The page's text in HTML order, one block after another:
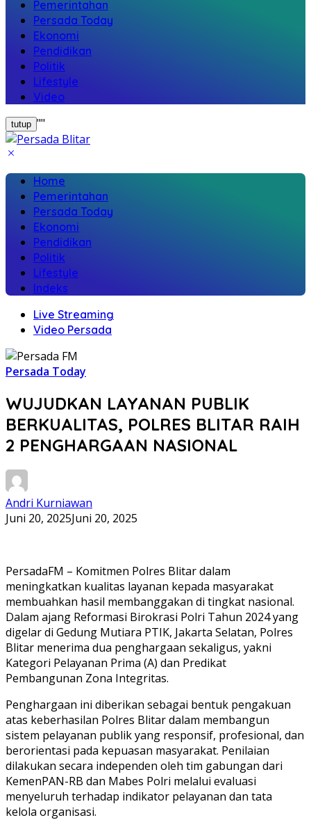
Pemerintahan
Persada Today
Ekonomi
Pendidikan
Politik
Lifestyle
Video
tutup ""
Home
Pemerintahan
Persada Today
Ekonomi
Pendidikan
Politik
Lifestyle
Indeks
Live Streaming
Video Persada
Persada Today
WUJUDKAN LAYANAN PUBLIK
BERKUALITAS, POLRES BLITAR RAIH
2 PENGHARGAAN NASIONAL
Andri Kurniawan
Juni 20, 2025Juni 20, 2025
PersadaFM – Komitmen Polres Blitar dalam
meningkatkan kualitas layanan kepada masyarakat
membuahkan hasil membanggakan di tingkat nasional.
Dalam ajang Reformasi Birokrasi Polri Tahun 2024 yang
digelar di Gedung Mutiara PTIK, Jakarta Selatan, Polres
Blitar menerima dua penghargaan sekaligus, yakni
Kategori Pelayanan Prima (A) dan Predikat
Pembangunan Zona Integritas.
Penghargaan ini diberikan sebagai bentuk pengakuan
atas keberhasilan Polres Blitar dalam membangun
sistem pelayanan publik yang responsif, profesional, dan
berorientasi pada kepuasan masyarakat. Penilaian
dilakukan secara independen oleh tim gabungan dari
KemenPAN-RB dan Mabes Polri melalui evaluasi
menyeluruh terhadap indikator pelayanan dan tata
kelola organisasi.